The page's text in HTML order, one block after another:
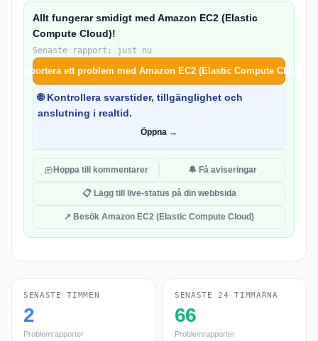
Allt fungerar smidigt med Amazon EC2 (Elastic
Compute Cloud)!
Senaste rapport: just nu
Rapportera ett problem med Amazon EC2 (Elastic Compute Cloud)
🌐 Kontrollera svarstider, tillgänglighet och
anslutning i realtid.
Öppna →
Hoppa till kommentarer 🔔 Få aviseringar
📋 Lägg till live-status på din webbsida
↗ Besök Amazon EC2 (Elastic Compute Cloud)
SENASTE TIMMEN
2
Problemrapporter
SENASTE 24 TIMMARNA
66
Problemrapporter